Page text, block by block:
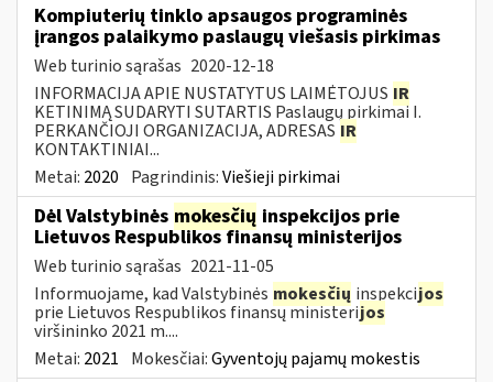
Kompiuterių tinklo apsaugos programinės
įrangos palaikymo paslaugų viešasis pirkimas
Web turinio sąrašas 2020-12-18
INFORMACIJA APIE NUSTATYTUS LAIMĖTOJUS IR
KETINIMĄ SUDARYTI SUTARTIS Paslaugų pirkimai I.
PERKANČIOJI ORGANIZACIJA, ADRESAS IR
KONTAKTINIAI...
Metai: 2020 Pagrindinis:Viešieji pirkimai
Dėl Valstybinės mokesčių inspekcijos prie
Lietuvos Respublikos finansų ministerijos
Web turinio sąrašas 2021-11-05
Informuojame, kad Valstybinės mokesčių inspekcijos
prie Lietuvos Respublikos finansų ministerijos
viršininko 2021 m....
Metai: 2021 Mokesčiai:Gyventojų pajamų mokestis